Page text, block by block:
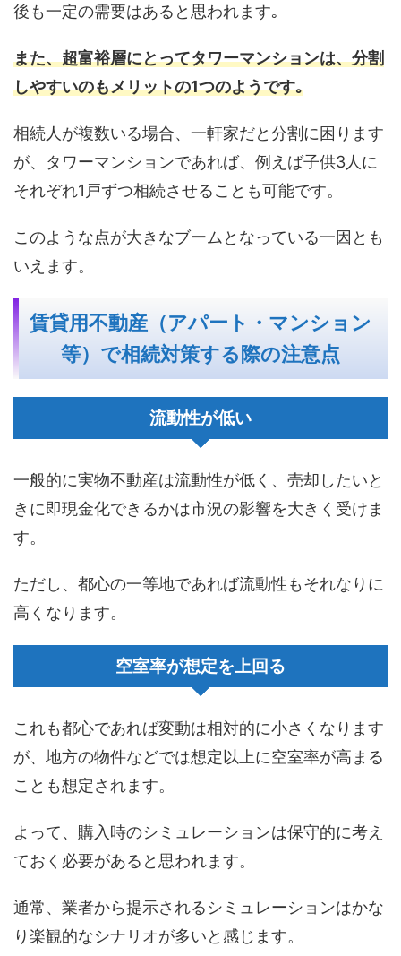
後も一定の需要はあると思われます｡
また、超富裕層にとってタワーマンションは、分割
しやすいのもメリットの1つのようです｡
相続人が複数いる場合、一軒家だと分割に困ります
が、タワーマンションであれば、例えば子供3人に
それぞれ1戸ずつ相続させることも可能です。
このような点が大きなブームとなっている一因とも
いえます。
賃貸用不動産（アパート・マンション
等）で相続対策する際の注意点
流動性が低い
一般的に実物不動産は流動性が低く、売却したいと
きに即現金化できるかは市況の影響を大きく受けま
す。
ただし、都心の一等地であれば流動性もそれなりに
高くなります。
空室率が想定を上回る
これも都心であれば変動は相対的に小さくなります
が、地方の物件などでは想定以上に空室率が高まる
ことも想定されます。
よって、購入時のシミュレーションは保守的に考え
ておく必要があると思われます。
通常、業者から提示されるシミュレーションはかな
り楽観的なシナリオが多いと感じます。